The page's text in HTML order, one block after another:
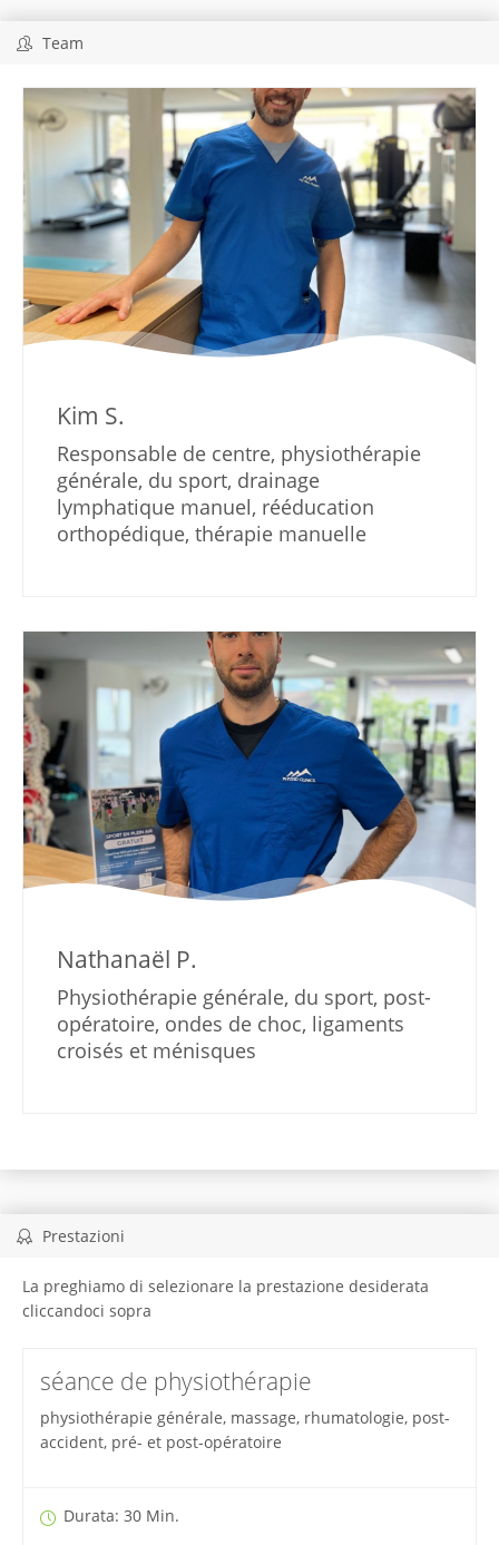
Team
Kim S.
Responsable de centre, physiothérapie
générale, du sport, drainage
lymphatique manuel, rééducation
orthopédique, thérapie manuelle
Nathanaël P.
Physiothérapie générale, du sport, post-
opératoire, ondes de choc, ligaments
croisés et ménisques
Prestazioni
La preghiamo di selezionare la prestazione desiderata
cliccandoci sopra
séance de physiothérapie
physiothérapie générale, massage, rhumatologie, post-
accident, pré- et post-opératoire
Durata: 30 Min.